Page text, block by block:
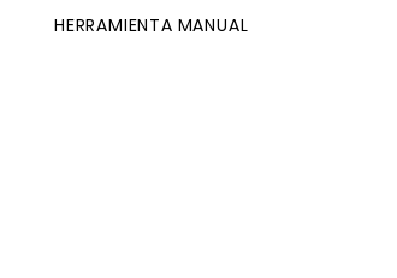
HERRAMIENTA MANUAL